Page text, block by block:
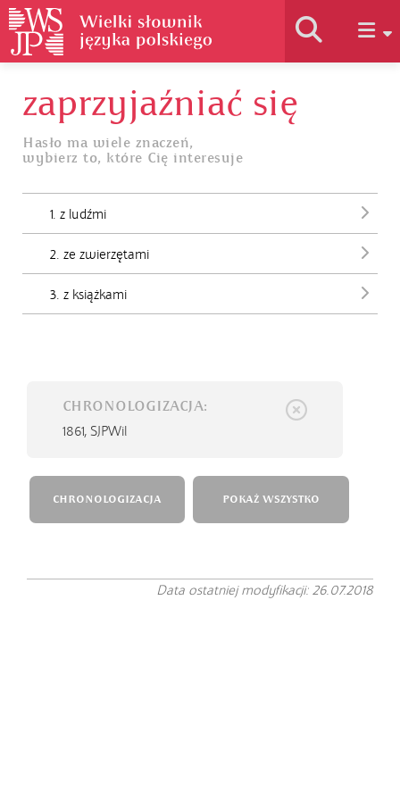
Historia słownika
Jak korzystać
zaprzyjaźniać się
Hasło ma wiele znaczeń,
wybierz to, które Cię interesuje
1. z ludźmi
2. ze zwierzętami
3. z książkami
CHRONOLOGIZACJA:
1861, SJPWil
CHRONOLOGIZACJA POKAŻ WSZYSTKO
Data ostatniej modyfikacji: 26.07.2018